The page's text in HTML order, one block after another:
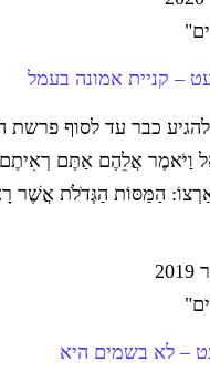
– קניית אמונה בעמל
כבר עד לסוף
וַיֹּאמֶר אֲלֵהֶם אַתֶּם
אַרְצוֹ: הַמַּסּוֹת הַגְּדֹלֹת אֲשֶׁר
– לא בשמים היא